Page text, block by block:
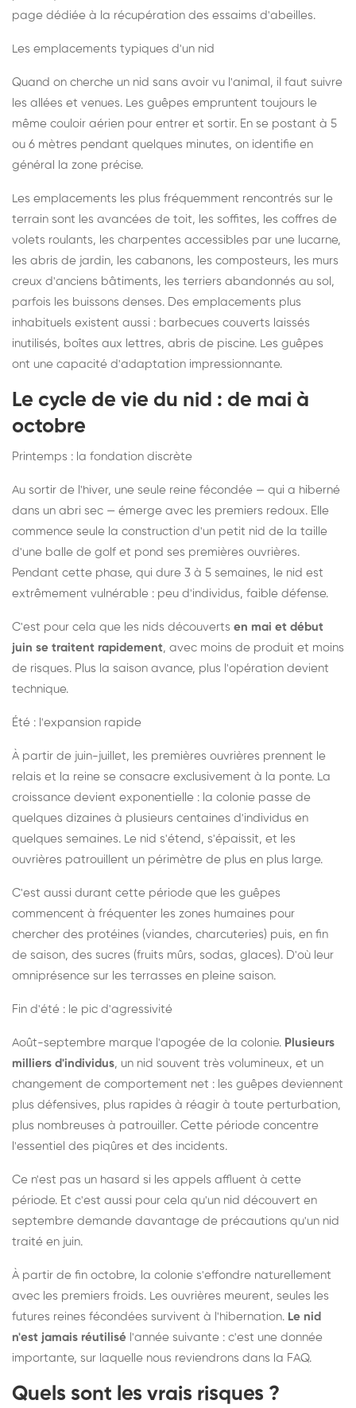
page dédiée à la récupération des essaims d'abeilles.
Les emplacements typiques d'un nid
Quand on cherche un nid sans avoir vu l'animal, il faut suivre
les allées et venues. Les guêpes empruntent toujours le
même couloir aérien pour entrer et sortir. En se postant à 5
ou 6 mètres pendant quelques minutes, on identifie en
général la zone précise.
Les emplacements les plus fréquemment rencontrés sur le
terrain sont les avancées de toit, les soffites, les coffres de
volets roulants, les charpentes accessibles par une lucarne,
les abris de jardin, les cabanons, les composteurs, les murs
creux d'anciens bâtiments, les terriers abandonnés au sol,
parfois les buissons denses. Des emplacements plus
inhabituels existent aussi : barbecues couverts laissés
inutilisés, boîtes aux lettres, abris de piscine. Les guêpes
ont une capacité d'adaptation impressionnante.
Le cycle de vie du nid : de mai à
octobre
Printemps : la fondation discrète
Au sortir de l'hiver, une seule reine fécondée — qui a hiberné
dans un abri sec — émerge avec les premiers redoux. Elle
commence seule la construction d'un petit nid de la taille
d'une balle de golf et pond ses premières ouvrières.
Pendant cette phase, qui dure 3 à 5 semaines, le nid est
extrêmement vulnérable : peu d'individus, faible défense.
C'est pour cela que les nids découverts en mai et début
juin se traitent rapidement, avec moins de produit et moins
de risques. Plus la saison avance, plus l'opération devient
technique.
Été : l'expansion rapide
À partir de juin-juillet, les premières ouvrières prennent le
relais et la reine se consacre exclusivement à la ponte. La
croissance devient exponentielle : la colonie passe de
quelques dizaines à plusieurs centaines d'individus en
quelques semaines. Le nid s'étend, s'épaissit, et les
ouvrières patrouillent un périmètre de plus en plus large.
C'est aussi durant cette période que les guêpes
commencent à fréquenter les zones humaines pour
chercher des protéines (viandes, charcuteries) puis, en fin
de saison, des sucres (fruits mûrs, sodas, glaces). D'où leur
omniprésence sur les terrasses en pleine saison.
Fin d'été : le pic d'agressivité
Août-septembre marque l'apogée de la colonie. Plusieurs
milliers d'individus, un nid souvent très volumineux, et un
changement de comportement net : les guêpes deviennent
plus défensives, plus rapides à réagir à toute perturbation,
plus nombreuses à patrouiller. Cette période concentre
l'essentiel des piqûres et des incidents.
Ce n'est pas un hasard si les appels affluent à cette
période. Et c'est aussi pour cela qu'un nid découvert en
septembre demande davantage de précautions qu'un nid
traité en juin.
À partir de fin octobre, la colonie s'effondre naturellement
avec les premiers froids. Les ouvrières meurent, seules les
futures reines fécondées survivent à l'hibernation. Le nid
n'est jamais réutilisé l'année suivante : c'est une donnée
importante, sur laquelle nous reviendrons dans la FAQ.
Quels sont les vrais risques ?